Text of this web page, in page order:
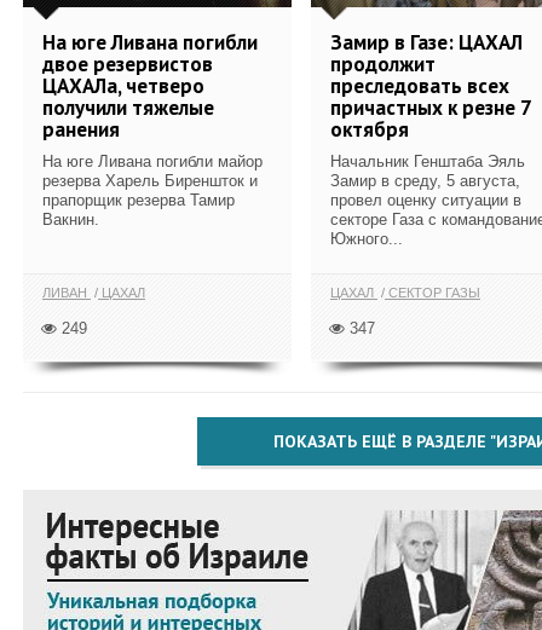
На юге Ливана погибли
двое резервистов
ЦАХАЛа, четверо
получили тяжелые
ранения
На юге Ливана погибли майор
резерва Харель Биреншток и
прапорщик резерва Тамир
Вакнин.
ЛИВАН ЦАХАЛ
249
Замир в Газе: ЦАХАЛ
продолжит
преследовать всех
причастных к резне 7
октября
Начальник Генштаба Эяль
Замир в среду, 5 августа,
провел оценку ситуации в
секторе Газа с
Южного...
ЦАХАЛ СЕКТОР ГАЗЫ
347
ПОКАЗАТЬ ЕЩЁ В РАЗДЕЛЕ